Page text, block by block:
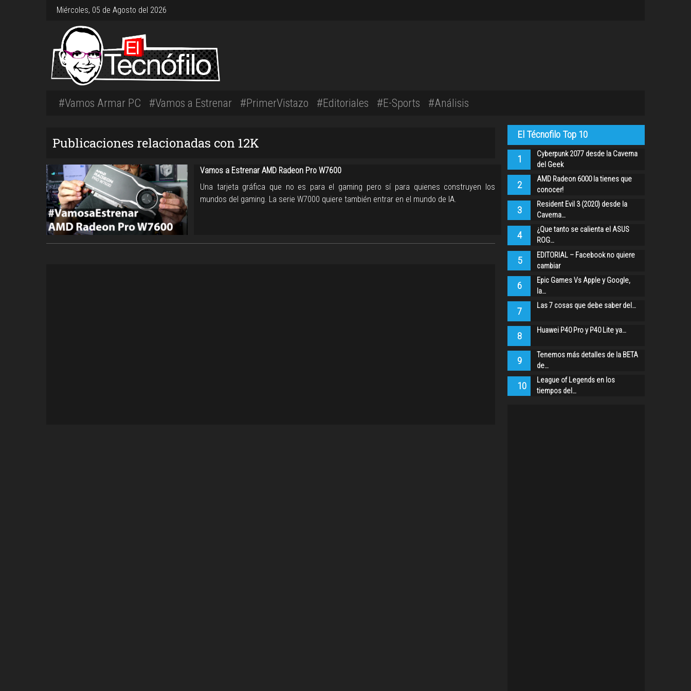
Miércoles, 05 de Agosto del 2026
#Vamos Armar PC #Vamos a Estrenar #PrimerVistazo #Editoriales #E-Sports #Análisis
Publicaciones relacionadas con 12K
Vamos a Estrenar AMD Radeon Pro W7600
Una tarjeta gráfica que no es para el gaming pero sí para quienes construyen los
mundos del gaming. La serie W7000 quiere también entrar en el mundo de IA.
El Técnofilo Top 10
1
Cyberpunk 2077 desde la Caverna
del Geek
2
AMD Radeon 6000 la tienes que
conocer!
3
Resident Evil 3 (2020) desde la
Caverna…
4
¿Que tanto se calienta el ASUS
ROG…
5
EDITORIAL – Facebook no quiere
cambiar
6
Epic Games Vs Apple y Google,
la…
7 Las 7 cosas que debe saber del…
8 Huawei P40 Pro y P40 Lite ya…
9
Tenemos más detalles de la BETA
de…
10
League of Legends en los
tiempos del…